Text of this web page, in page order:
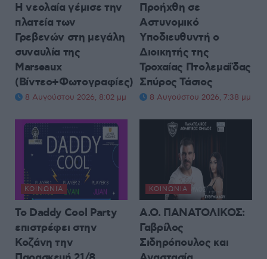
Η νεολαία γέμισε την
πλατεία των
Γρεβενών στη μεγάλη
συναυλία της
Marseaux
(Βίντεο+Φωτογραφίες)
8 Αυγούστου 2026, 8:02 μμ
Προήχθη σε
Αστυνομικό
Υποδιευθυντή ο
Διοικητής της
Τροχαίας Πτολεμαΐδας
Σπύρος Τάσιος
8 Αυγούστου 2026, 7:38 μμ
ΚΟΙΝΩΝΊΑ
Το Daddy Cool Party
επιστρέφει στην
Κοζάνη την
ΚΟΙΝΩΝΊΑ
Α.Ο. ΠΑΝΑΤΟΛΙΚΟΣ:
Γαβρίλος
Σιδηρόπουλος και